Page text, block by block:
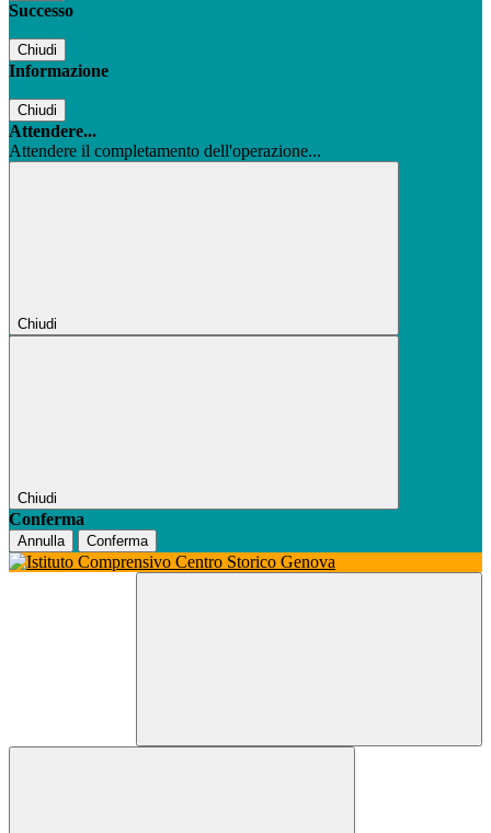
Successo
Chiudi
Informazione
Chiudi
Attendere...
Attendere il completamento dell'operazione...
Chiudi
Chiudi
Conferma
Annulla Conferma